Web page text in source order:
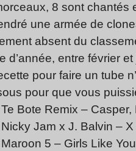
8 sont chantés
une armée de
absent du
d’année, entre février
pour faire un tube
pour que vous
Te Bote Remix –
Nicky Jam x J. Balvin –
Maroon 5 – Girls Like